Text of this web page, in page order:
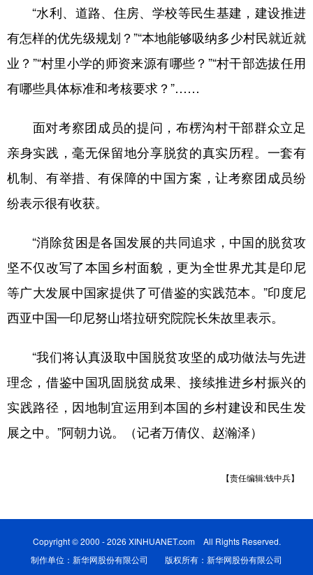
“水利、道路、住房、学校等民生基建，建设推进
有怎样的优先级规划？”“本地能够吸纳多少村民就近就
业？”“村里小学的师资来源有哪些？”“村干部选拔任用
有哪些具体标准和考核要求？”……
面对考察团成员的提问，布楞沟村干部群众立足
亲身实践，毫无保留地分享脱贫的真实历程。一套有
机制、有举措、有保障的中国方案，让考察团成员纷
纷表示很有收获。
“消除贫困是各国发展的共同追求，中国的脱贫攻
坚不仅改写了本国乡村面貌，更为全世界尤其是印尼
等广大发展中国家提供了可借鉴的实践范本。”印度尼
西亚中国—印尼努山塔拉研究院院长朱故里表示。
“我们将认真汲取中国脱贫攻坚的成功做法与先进
理念，借鉴中国巩固脱贫成果、接续推进乡村振兴的
实践路径，因地制宜运用到本国的乡村建设和民生发
展之中。”阿朝力说。（记者万倩仪、赵瀚泽）
【责任编辑:钱中兵】
Copyright © 2000 - 2026 XINHUANET.com All Rights Reserved.
制作单位：新华网股份有限公司 版权所有：新华网股份有限公司